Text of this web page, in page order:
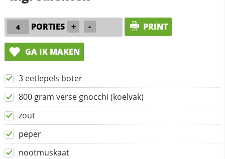
PORTIES + - PRINT
GA IK MAKEN
3 eetlepels boter
800 gram verse gnocchi (koelvak)
zout
peper
nootmuskaat